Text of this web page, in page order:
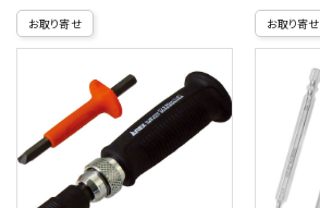
お取り寄せ お取り寄せ